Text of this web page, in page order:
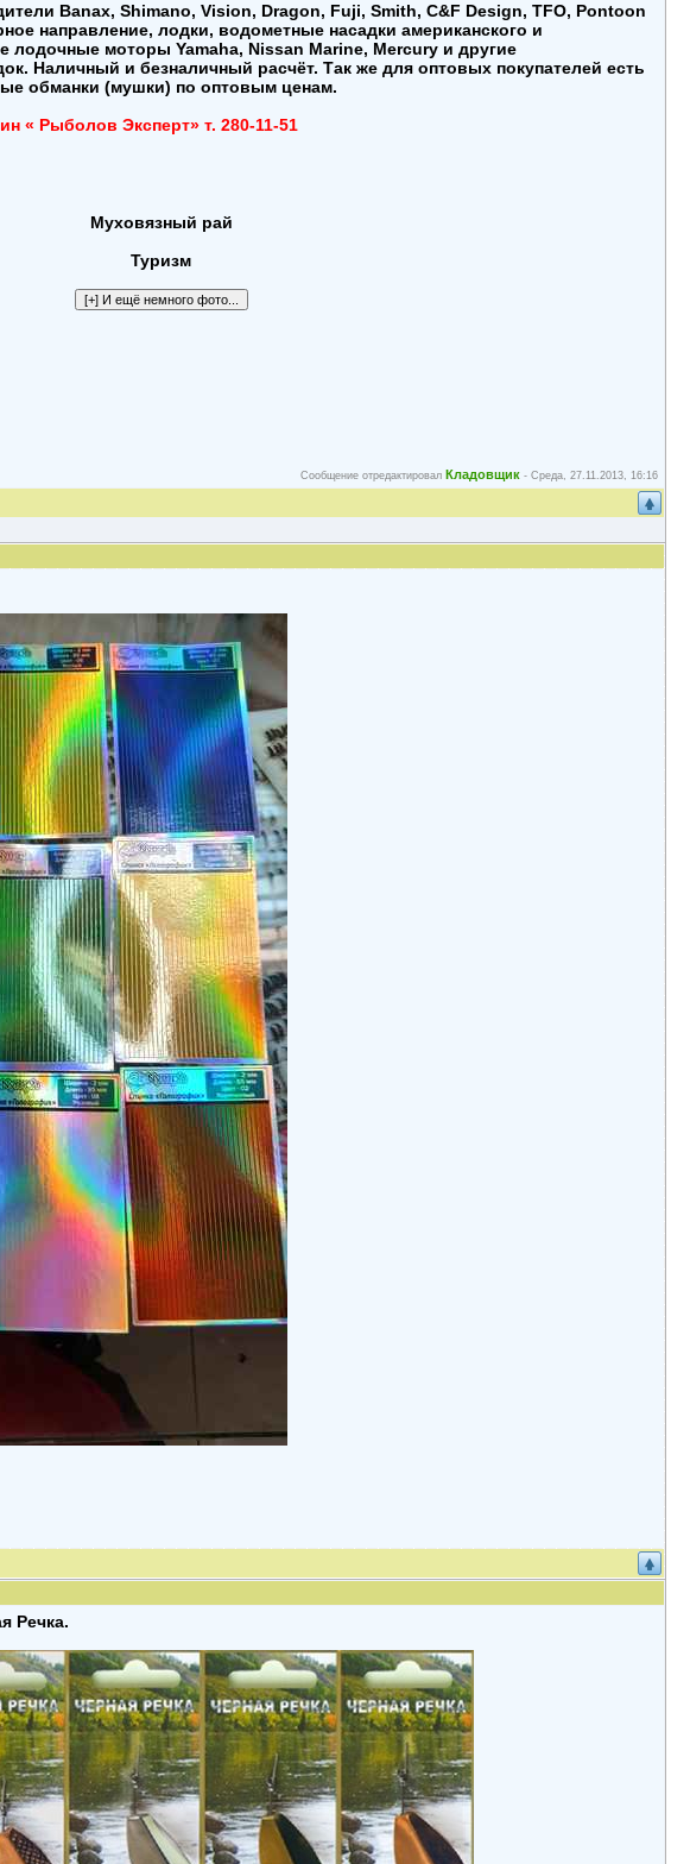
Banax, Shimano, Vision, Dragon, Fuji, Smith, C&F Design, TFO, Pontoon
направление, лодки, водометные насадки американского и
лодочные моторы Yamaha, Nissan Marine, Mercury и другие
Наличный и безналичный расчёт. Так же для оптовых покупателей есть
обманки (мушки) по оптовым ценам.
« Рыболов Эксперт» т. 280-11-51
Муховязный рай
Туризм
Сообщение отредактировал Кладовщик - Среда, 27.11.2013, 16:16
Речка.